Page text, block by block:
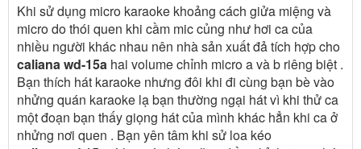
Khi sử dụng micro karaoke khoảng cách giửa miệng và
micro do thói quen khi cầm mic củng như hơi ca của
nhiều người khác nhau nên nhà sản xuất đả tích hợp cho
caliana wd-15a hai volume chỉnh micro a và b riêng biệt .
Bạn thích hát karaoke nhưng đôi khi đi cùng bạn bè vào
nhửng quán karaoke lạ bạn thường ngại hát vì khi thử ca
một đoạn bạn thấy giọng hát của mình khác hẳn khi ca ở
nhửng nơi quen . Bạn yên tâm khi sử loa kéo